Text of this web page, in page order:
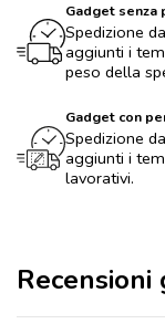
Gadget senza
Spedizione
aggiunti i
peso della
Gadget con
Spedizione
aggiunti i
lavorativi.